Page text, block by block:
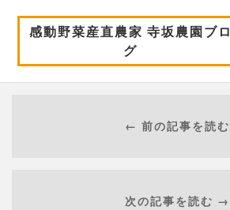
感動野菜産直農家 寺坂農園ブロ
グ
← 前の記事を読む
次の記事を読む →